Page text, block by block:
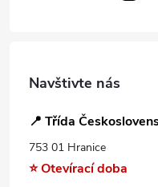
Navštivte nás
📍 Třída
753 01 Hranice
⭐ Otevírací doba